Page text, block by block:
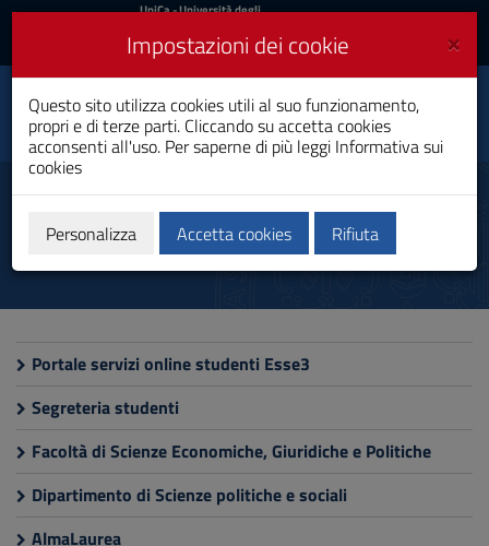
Vai
al
navigazione
sito
al
Footer
UniCa
Accedi
UniCa- Università degli
Accedi UniCA News
Toggle
navigation
Innovazione Sociale e
Comunicazione
Laurea Magistrale
Siti utili
Portale servizi online studenti Esse3
Segreteria studenti
Facoltà di Scienze Economiche, Giuridiche e Politiche
Dipartimento di Scienze politiche e sociali
AlmaLaurea
×
Impostazioni dei cookie
Questo sito utilizza cookies utili al suo funzionamento,
propri e di terze parti. Cliccando su accetta cookies
acconsenti all'uso. Per saperne di più leggi Informativa sui
cookies
Personalizza Accetta cookies Rifiuta